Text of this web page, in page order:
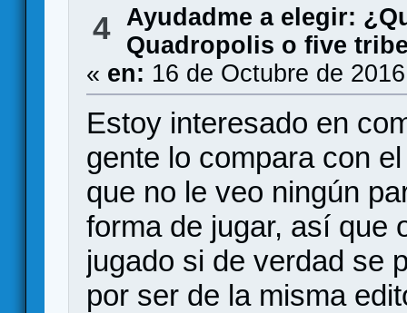
4 Ayudadme a elegir:
Quadropolis o five
« en: 16 de Octubre de
Estoy interesado en
gente lo compara con
que no le veo ningún
forma de jugar, así que
jugado si de verdad se
por ser de la misma